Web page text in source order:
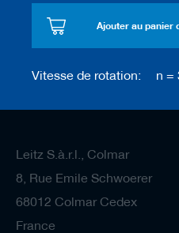
Ajouter au panier
Vitesse de rotation: n =
Leitz S.à.r.l., Colmar
8, Rue Emile Schwoerer
68012 Colmar Cedex
France